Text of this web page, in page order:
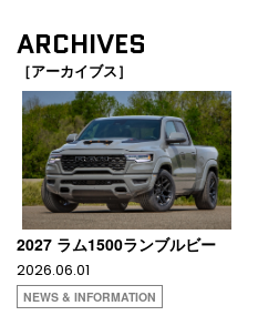
ARCHIVES
［アーカイブス］
2027 ラム1500ランブルビー
2026.06.01
NEWS & INFORMATION